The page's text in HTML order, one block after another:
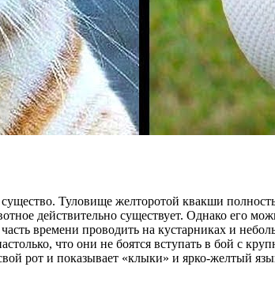
Туловище желторотой квакши
действительно существует. Однако его
времени проводить на кустарниках и
что они не боятся вступать в бой с
рот и показывает «клыки» и ярко-желтый